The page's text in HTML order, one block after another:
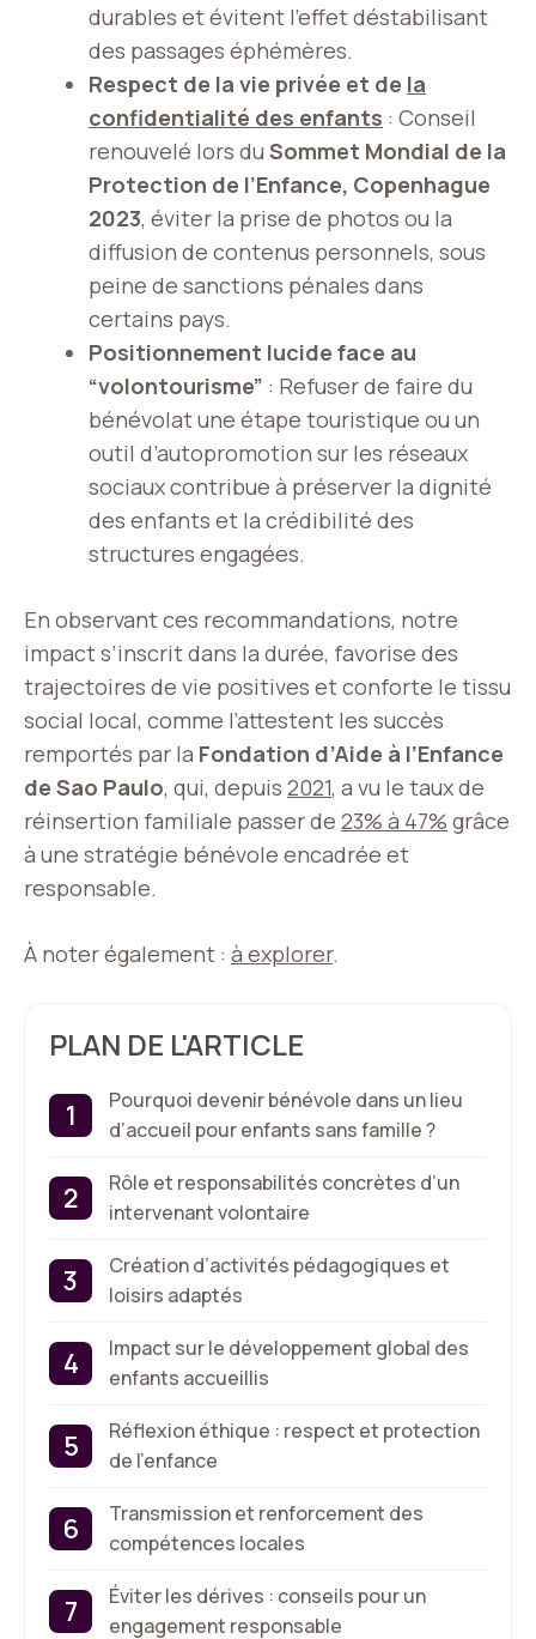
durables et évitent l’effet déstabilisant
des passages éphémères.
Respect de la vie privée et de la
confidentialité des enfants : Conseil
renouvelé lors du Sommet Mondial de la
Protection de l’Enfance, Copenhague
2023, éviter la prise de photos ou la
diffusion de contenus personnels, sous
peine de sanctions pénales dans
certains pays.
Positionnement lucide face au
“volontourisme” : Refuser de faire du
bénévolat une étape touristique ou un
outil d’autopromotion sur les réseaux
sociaux contribue à préserver la dignité
des enfants et la crédibilité des
structures engagées.
En observant ces recommandations, notre
impact s’inscrit dans la durée, favorise des
trajectoires de vie positives et conforte le tissu
social local, comme l’attestent les succès
remportés par la Fondation d’Aide à l’Enfance
de Sao Paulo, qui, depuis 2021, a vu le taux de
réinsertion familiale passer de 23% à 47% grâce
à une stratégie bénévole encadrée et
responsable.
À noter également : à explorer.
PLAN DE L'ARTICLE
Pourquoi devenir bénévole dans un lieu
d’accueil pour enfants sans famille ?
Rôle et responsabilités concrètes d’un
intervenant volontaire
Création d’activités pédagogiques et
loisirs adaptés
Impact sur le développement global des
enfants accueillis
Réflexion éthique : respect et protection
de l’enfance
Transmission et renforcement des
compétences locales
Éviter les dérives : conseils pour un
engagement responsable